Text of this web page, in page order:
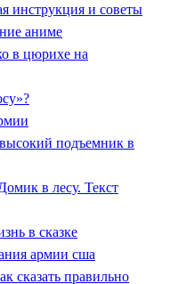
инструкция и советы
аниме
в цюрихе на
подъемник в
в лесу. Текст
в сказке
армии сша
сказать правильно